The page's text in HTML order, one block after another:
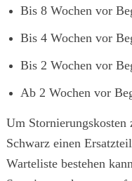
Bis 8 Wochen vor
Bis 4 Wochen vor
Bis 2 Wochen vor
Ab 2 Wochen vor
Um Stornierungskosten
Schwarz einen
Warteliste bestehen